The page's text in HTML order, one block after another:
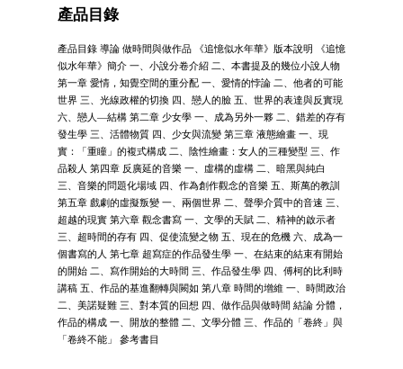
產品目錄
產品目錄 導論 做時間與做作品 《追憶似水年華》版本說明 《追憶
似水年華》簡介 一、小說分卷介紹 二、本書提及的幾位小說人物
第一章 愛情，知覺空間的重分配 一、愛情的悖論 二、他者的可能
世界 三、光線政權的切換 四、戀人的臉 五、世界的表達與反實現
六、戀人—結構 第二章 少女學 一、成為另外一夥 二、錯差的存有
發生學 三、活體物質 四、少女與流變 第三章 液態繪畫 一、現
實：「重瞳」的複式構成 二、陰性繪畫：女人的三種變型 三、作
品殺人 第四章 反廣延的音樂 一、虛構的虛構 二、暗黑與純白
三、音樂的問題化場域 四、作為創作觀念的音樂 五、斯萬的教訓
第五章 戲劇的虛擬叛變 一、兩個世界 二、聲學介質中的音速 三、
超越的現實 第六章 觀念書寫 一、文學的天賦 二、精神的啟示者
三、超時間的存有 四、促使流變之物 五、現在的危機 六、成為一
個書寫的人 第七章 超寫症的作品發生學 一、在結束的結束有開始
的開始 二、寫作開始的大時間 三、作品發生學 四、傅柯的比利時
講稿 五、作品的基進翻轉與闕如 第八章 時間的增維 一、時間政治
二、美諾疑難 三、對本質的回想 四、做作品與做時間 結論 分體，
作品的構成 一、開放的整體 二、文學分體 三、作品的「卷終」與
「卷終不能」 參考書目